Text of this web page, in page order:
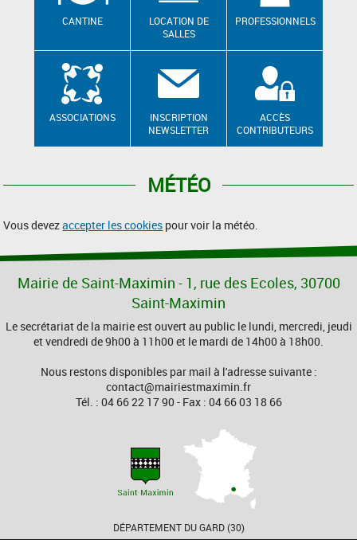
CANTINE
LOCATION DE
SALLES
PROFESSIONNELS
ASSOCIATIONS
INSCRIPTION
NEWSLETTER
ACCÈS
CONTRIBUTEURS
MÉTÉO
Vous devezaccepter les cookies pour voir la météo.
Mairie de Saint-Maximin - 1, rue des Ecoles, 30700
Saint-Maximin
Le secrétariat de la mairie est ouvert au public le lundi, mercredi, jeudi
et vendredi de 9h00 à 11h00 et le mardi de 14h00 à 18h00.
Nous restons disponibles par mail à l'adresse suivante :
contact@mairiestmaximin.fr
Tél. : 04 66 22 17 90 - Fax : 04 66 03 18 66
DÉPARTEMENT DU GARD (30)